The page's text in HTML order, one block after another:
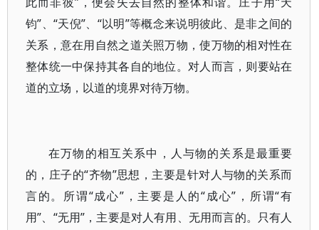
钧”、“天倪”、“以明”等概念来说明彼此、是非之间的
关系，意在用自然之道关照万物，使万物的相对性在
整体统一中保持其各自的地位。对人而言，则要站在
道的立场，以道的境界对待万物。
在万物的相互关系中，人与物的关系是最重要
的，庄子的“齐物”思想，主要是针对人与物的关系而
言的。所谓“成心”，主要是人的“成心”，所谓“有
用”、“无用”，主要是对人有用、无用而言的。只有人